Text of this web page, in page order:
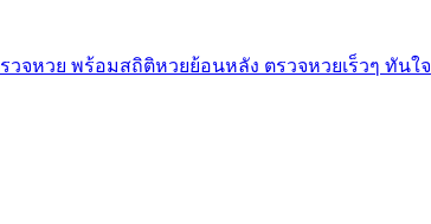
จหวย พร้อมสถิติหวยย้อนหลัง ตรวจหวยเร็วๆ ทันใจ